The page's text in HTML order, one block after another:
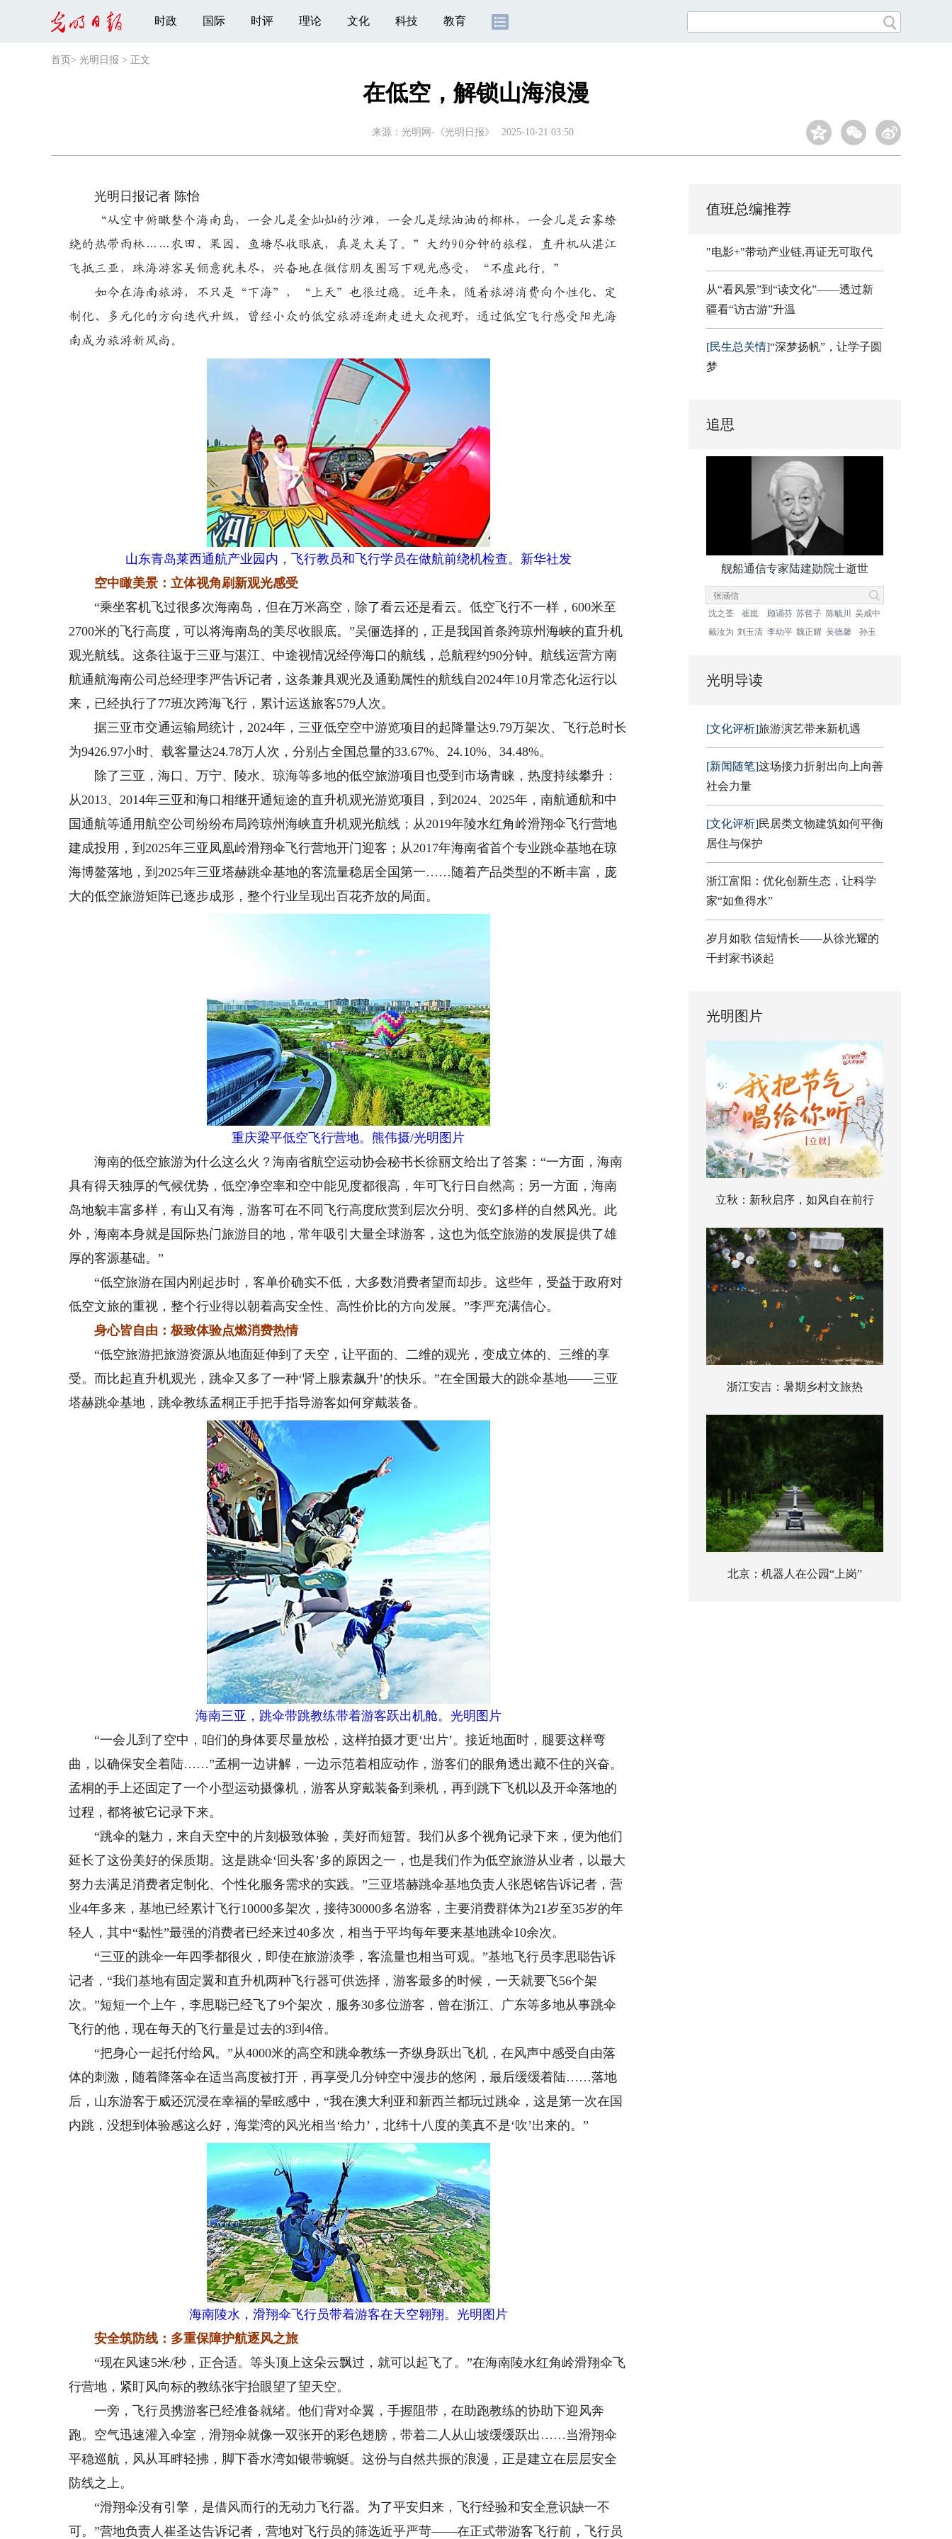
时政 国际 时评 理论 文化 科技 教育
首页 > 光明日报 > 正文
在低空，解锁山海浪漫
来源： 光明网-《光明日报》 2025-10-21 03:50
光明日报记者 陈怡
“从空中俯瞰整个海南岛，一会儿是金灿灿的沙滩，一会儿是绿油油的椰林，一会儿是云雾缭
绕的热带雨林……农田、果园、鱼塘尽收眼底，真是太美了。”大约90分钟的旅程，直升机从湛江
飞抵三亚，珠海游客吴俪意犹未尽，兴奋地在微信朋友圈写下观光感受，“不虚此行。”
如今在海南旅游，不只是“下海”，“上天”也很过瘾。近年来，随着旅游消费向个性化、定
制化、多元化的方向迭代升级，曾经小众的低空旅游逐渐走进大众视野，通过低空飞行感受阳光海
南成为旅游新风尚。
山东青岛莱西通航产业园内，飞行教员和飞行学员在做航前绕机检查。新华社发
空中瞰美景：立体视角刷新观光感受
“乘坐客机飞过很多次海南岛，但在万米高空，除了看云还是看云。低空飞行不一样，600米至
2700米的飞行高度，可以将海南岛的美尽收眼底。”吴俪选择的，正是我国首条跨琼州海峡的直升机
观光航线。这条往返于三亚与湛江、中途视情况经停海口的航线，总航程约90分钟。航线运营方南
航通航海南公司总经理李严告诉记者，这条兼具观光及通勤属性的航线自2024年10月常态化运行以
来，已经执行了77班次跨海飞行，累计运送旅客579人次。
据三亚市交通运输局统计，2024年，三亚低空空中游览项目的起降量达9.79万架次、飞行总时长
为9426.97小时、载客量达24.78万人次，分别占全国总量的33.67%、24.10%、34.48%。
除了三亚，海口、万宁、陵水、琼海等多地的低空旅游项目也受到市场青睐，热度持续攀升：
从2013、2014年三亚和海口相继开通短途的直升机观光游览项目，到2024、2025年，南航通航和中
国通航等通用航空公司纷纷布局跨琼州海峡直升机观光航线；从2019年陵水红角岭滑翔伞飞行营地
建成投用，到2025年三亚凤凰岭滑翔伞飞行营地开门迎客；从2017年海南省首个专业跳伞基地在琼
海博鳌落地，到2025年三亚塔赫跳伞基地的客流量稳居全国第一……随着产品类型的不断丰富，庞
大的低空旅游矩阵已逐步成形，整个行业呈现出百花齐放的局面。
重庆梁平低空飞行营地。熊伟摄/光明图片
海南的低空旅游为什么这么火？海南省航空运动协会秘书长徐丽文给出了答案：“一方面，海南
具有得天独厚的气候优势，低空净空率和空中能见度都很高，年可飞行日自然高；另一方面，海南
岛地貌丰富多样，有山又有海，游客可在不同飞行高度欣赏到层次分明、变幻多样的自然风光。此
外，海南本身就是国际热门旅游目的地，常年吸引大量全球游客，这也为低空旅游的发展提供了雄
厚的客源基础。”
“低空旅游在国内刚起步时，客单价确实不低，大多数消费者望而却步。这些年，受益于政府对
低空文旅的重视，整个行业得以朝着高安全性、高性价比的方向发展。”李严充满信心。
身心皆自由：极致体验点燃消费热情
“低空旅游把旅游资源从地面延伸到了天空，让平面的、二维的观光，变成立体的、三维的享
受。而比起直升机观光，跳伞又多了一种‘肾上腺素飙升’的快乐。”在全国最大的跳伞基地——三亚
塔赫跳伞基地，跳伞教练孟桐正手把手指导游客如何穿戴装备。
海南三亚，跳伞带跳教练带着游客跃出机舱。光明图片
“一会儿到了空中，咱们的身体要尽量放松，这样拍摄才更‘出片’。接近地面时，腿要这样弯
曲，以确保安全着陆……”孟桐一边讲解，一边示范着相应动作，游客们的眼角透出藏不住的兴奋。
孟桐的手上还固定了一个小型运动摄像机，游客从穿戴装备到乘机，再到跳下飞机以及开伞落地的
过程，都将被它记录下来。
“跳伞的魅力，来自天空中的片刻极致体验，美好而短暂。我们从多个视角记录下来，便为他们
延长了这份美好的保质期。这是跳伞‘回头客’多的原因之一，也是我们作为低空旅游从业者，以最大
努力去满足消费者定制化、个性化服务需求的实践。”三亚塔赫跳伞基地负责人张恩铭告诉记者，营
业4年多来，基地已经累计飞行10000多架次，接待30000多名游客，主要消费群体为21岁至35岁的年
轻人，其中“黏性”最强的消费者已经来过40多次，相当于平均每年要来基地跳伞10余次。
“三亚的跳伞一年四季都很火，即使在旅游淡季，客流量也相当可观。”基地飞行员李思聪告诉
记者，“我们基地有固定翼和直升机两种飞行器可供选择，游客最多的时候，一天就要飞56个架
次。”短短一个上午，李思聪已经飞了9个架次，服务30多位游客，曾在浙江、广东等多地从事跳伞
飞行的他，现在每天的飞行量是过去的3到4倍。
“把身心一起托付给风。”从4000米的高空和跳伞教练一齐纵身跃出飞机，在风声中感受自由落
体的刺激，随着降落伞在适当高度被打开，再享受几分钟空中漫步的悠闲，最后缓缓着陆……落地
后，山东游客于威还沉浸在幸福的晕眩感中，“我在澳大利亚和新西兰都玩过跳伞，这是第一次在国
内跳，没想到体验感这么好，海棠湾的风光相当‘给力’，北纬十八度的美真不是‘吹’出来的。”
海南陵水，滑翔伞飞行员带着游客在天空翱翔。光明图片
安全筑防线：多重保障护航逐风之旅
“现在风速5米/秒，正合适。等头顶上这朵云飘过，就可以起飞了。”在海南陵水红角岭滑翔伞飞
行营地，紧盯风向标的教练张宇抬眼望了望天空。
一旁，飞行员携游客已经准备就绪。他们背对伞翼，手握阻带，在助跑教练的协助下迎风奔
跑。空气迅速灌入伞室，滑翔伞就像一双张开的彩色翅膀，带着二人从山坡缓缓跃出……当滑翔伞
平稳巡航，风从耳畔轻拂，脚下香水湾如银带蜿蜒。这份与自然共振的浪漫，正是建立在层层安全
防线之上。
“滑翔伞没有引擎，是借风而行的无动力飞行器。为了平安归来，飞行经验和安全意识缺一不
可。”营地负责人崔圣达告诉记者，营地对飞行员的筛选近乎严苛——在正式带游客飞行前，飞行员
值班总编推荐
"电影+"带动产业链,再证无可取代
从“看风景”到“读文化”——透过新
疆看“访古游”升温
[民生总关情]“深梦扬帆”，让学子圆
梦
追思
舰船通信专家陆建勋院士逝世
沈之荃 崔崑 顾诵芬 苏哲子 陈毓川
吴咸中
戴汝为 刘玉清 李幼平 魏正耀 吴德馨 孙玉
光明导读
[文化评析]旅游演艺带来新机遇
[新闻随笔]这场接力折射出向上向善
社会力量
[文化评析]民居类文物建筑如何平衡
居住与保护
浙江富阳：优化创新生态，让科学
家“如鱼得水”
岁月如歌 信短情长——从徐光耀的
千封家书谈起
光明图片
立秋：新秋启序，如风自在前行
浙江安吉：暑期乡村文旅热
北京：机器人在公园“上岗”